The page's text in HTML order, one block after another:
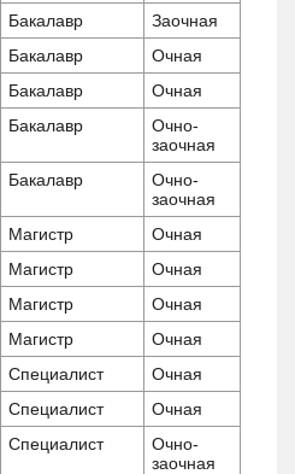
Бакалавр
Заочная
Бакалавр
Очная
Бакалавр
Очная
Бакалавр
Очно-
заочная
Бакалавр
Очно-
заочная
Магистр
Очная
Магистр
Очная
Магистр
Очная
Магистр
Очная
Специалист
Очная
Специалист
Очная
Специалист
Очно-
заочная